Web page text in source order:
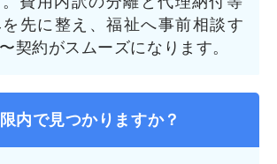
先に整え、福祉へ事前相談す
契約がスムーズになります。
内で見つかりますか？